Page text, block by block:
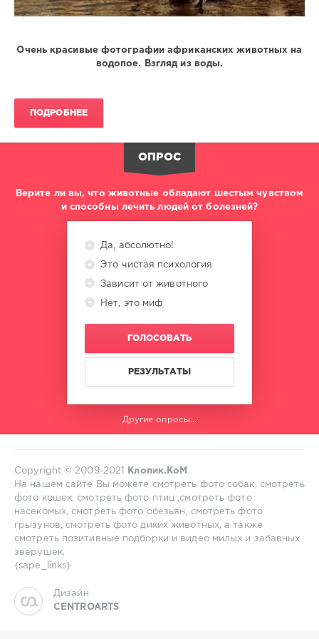
Очень красивые фотографии африканских животных на
водопое. Взгляд из воды.
ПОДРОБНЕЕ
ОПРОС
Верите ли вы, что животные обладают шестым чувством
и способны лечить людей от болезней?
Да, абсолютно!
Это чистая психология
Зависит от животного
Нет, это миф
ГОЛОСОВАТЬ
РЕЗУЛЬТАТЫ
Другие опросы...
Copyright © 2009-2021
Клопик.КоМ
На нашем сайте Вы можете смотреть фото собак, смотреть
фото кошек, смотреть фото птиц ,смотреть фото
насекомых, смотреть фото обезьян, смотреть фото
грызунов, смотреть фото диких животных, а также
смотреть позитивные подборки и видео милых и забавных
зверушек.
{sape_links}
Дизайн
CENTROARTS